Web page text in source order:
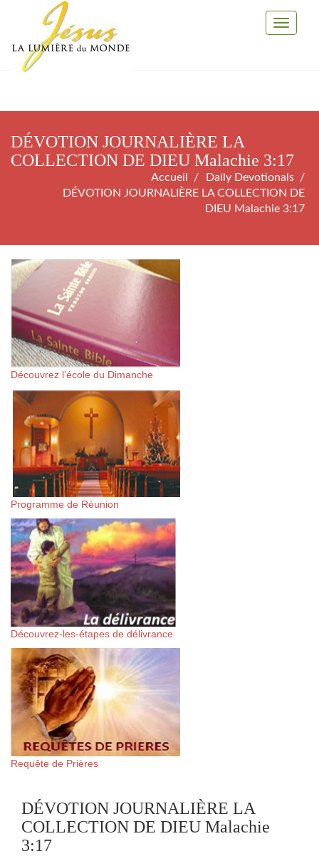
Toggle
DÉVOTION JOURNALIÈRE LA
COLLECTION DE DIEU Malachie 3:17
Accueil
Daily Devotionals
DÉVOTION JOURNALIÈRE LA COLLECTION DE
DIEU Malachie 3:17
Découvrez l’école du Dimanche
Programme de Réunion
Découvrez-les-étapes de délivrance
Requête de Prières
DÉVOTION JOURNALIÈRE LA
COLLECTION DE DIEU Malachie
3:17